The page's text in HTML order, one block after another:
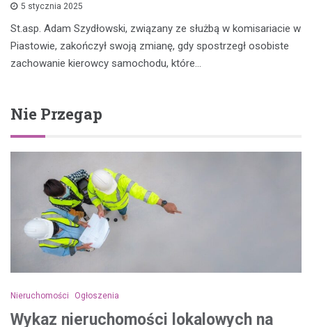
5 stycznia 2025
St.asp. Adam Szydłowski, związany ze służbą w komisariacie w
Piastowie, zakończył swoją zmianę, gdy spostrzegł osobiste
zachowanie kierowcy samochodu, które…
Nie Przegap
Nieruchomości Ogłoszenia
Wykaz nieruchomości lokalowych na